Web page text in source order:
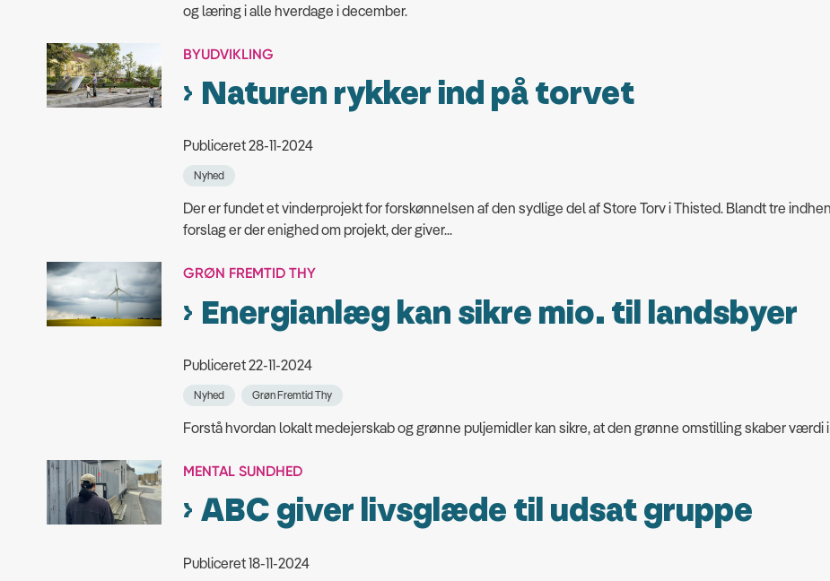
og læring i alle hverdage i december.
BYUDVIKLING
Naturen rykker ind på torvet
Publiceret 28-11-2024
Nyhed
Der er fundet et vinderprojekt for forskønnelsen af den sydlige del af Store Torv i Thisted. Blandt tre
forslag er der enighed om projekt, der giver...
GRØN FREMTID THY
Energianlæg kan sikre mio. til landsbyer
Publiceret 22-11-2024
Nyhed Grøn Fremtid Thy
Forstå hvordan lokalt medejerskab og grønne puljemidler kan sikre, at den grønne omstilling skaber værdi i
MENTAL SUNDHED
ABC giver livsglæde til udsat gruppe
Publiceret 18-11-2024